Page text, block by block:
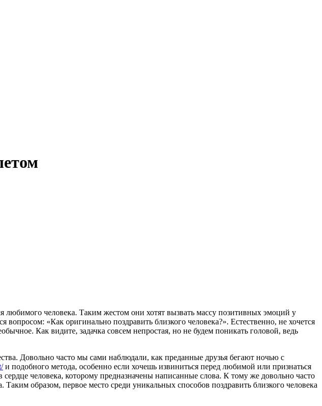
любимого человека. Таким жестом они хотят вызвать массу позитивных эмоций у
«Как оригинально поздравить близкого человека?». Естественно, не хочется
Как видите, задачка совсем непростая, но не будем поникать головой, ведь
Довольно часто мы сами наблюдали, как преданные друзья бегают ночью с
и подобного метода, особенно если хочешь извиниться перед любимой или признаться
человека, которому предназначены написанные слова. К тому же довольно часто
образом, первое место среди уникальных способов поздравить близкого человека